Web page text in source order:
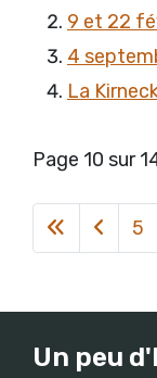
9 et 22
4
La
Page 10 sur
5
Un peu